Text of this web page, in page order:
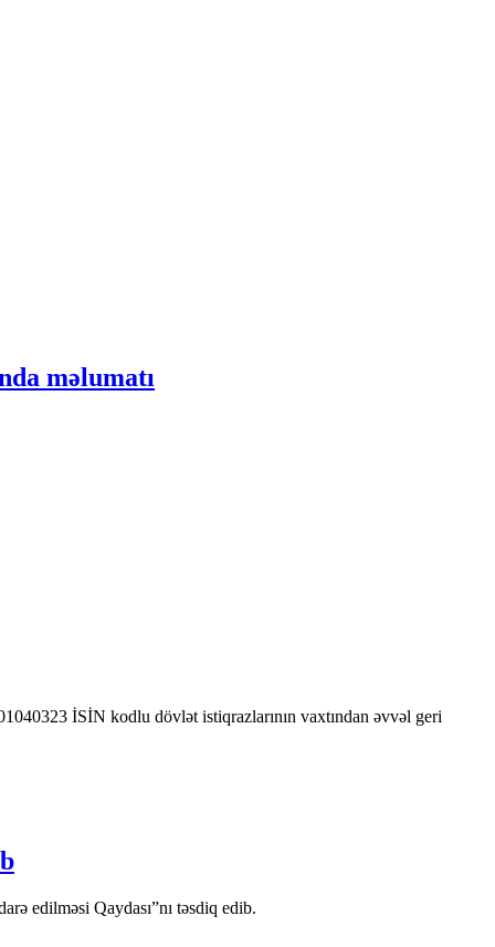
məlumatı
İSİN kodlu dövlət istiqrazlarının vaxtından əvvəl geri
edilməsi Qaydası”nı təsdiq edib.